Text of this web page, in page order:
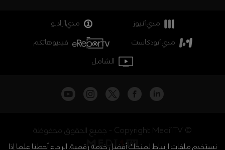
مدي1نيوز
مدي1راديو
مدي1بودكاست
فيديوهاتكم
الشامل
جميع الحقوق محفوظة - Copyright Medi1TV ©
نستخدم ملفات ارتباط لمنحك أفضل خدمة رقمية. الرجاء أحطنا علما إذا